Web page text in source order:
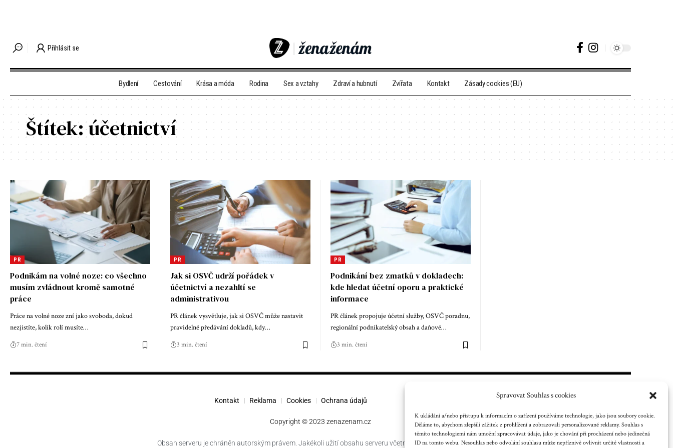
Spravovat Souhlas s cookies
K ukládání a/nebo přístupu k informacím o zařízení používáme technologie, jako jsou soubory cookie.
Děláme to, abychom zlepšili zážitek z prohlížení a zobrazovali personalizované reklamy. Souhlas s
těmito technologiemi nám umožní zpracovávat údaje, jako je chování při procházení nebo jedinečná
ID na tomto webu. Nesouhlas nebo odvolání souhlasu může nepříznivě ovlivnit určité vlastnosti a
Přihlásit se
Bydlení Cestování Krása a móda Rodina Sex a vztahy Zdraví a hubnutí Zvířata Kontakt Zásady cookies (EU)
Štítek:účetnictví
PR
Podnikám na volné noze: co všechno
musím zvládnout kromě samotné
práce
Práce na volné noze zní jako svoboda, dokud
nezjistíte, kolik rolí musíte…
7 min. čtení
PR
Jak si OSVČ udrží pořádek v
účetnictví a nezahltí se
administrativou
PR článek vysvětluje, jak si OSVČ může nastavit
pravidelné předávání dokladů, kdy…
3 min. čtení
PR
Podnikání bez zmatků v dokladech:
kde hledat účetní oporu a praktické
informace
PR článek propojuje účetní služby, OSVČ poradnu,
regionální podnikatelský obsah a daňové…
3 min. čtení
Kontakt Reklama Cookies Ochrana údajů
Copyright © 2023 zenazenam.cz
Obsah serveru je chráněn autorským právem. Jakékoli užití obsahu serveru včetně publikování nebo jiného